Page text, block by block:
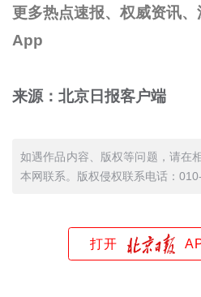
更多热点速报、权威资讯
App
来源：北京日报客户端
如遇作品内容、版权等问题，请在
本网联系。版权侵权联系电话：
打开